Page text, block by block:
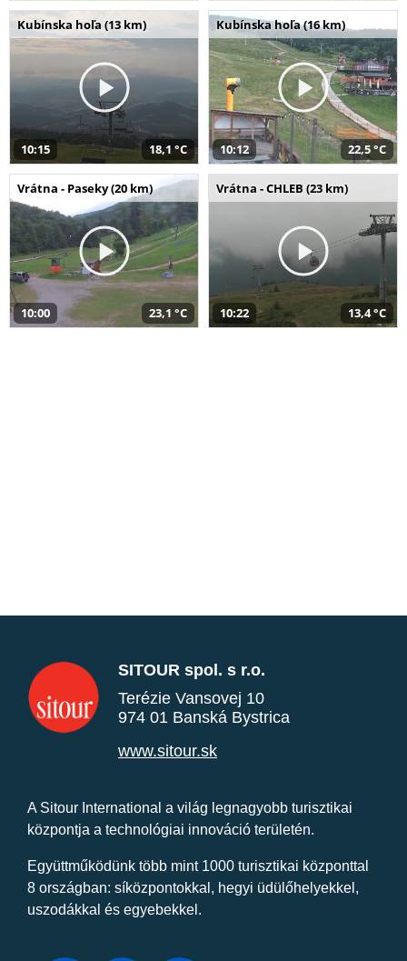
Kubínska hoľa (13 km)
10:15 18,1 °C
Kubínska hoľa (16 km)
10:12 22,5 °C
Vrátna - Paseky (20 km)
10:00 23,1 °C
Vrátna - CHLEB (23 km)
10:22 13,4 °C
SITOUR spol. s r.o.
Terézie Vansovej 10
974 01 Banská Bystrica
www.sitour.sk
A Sitour International a világ legnagyobb turisztikai
központja a technológiai innováció területén.
Együttműködünk több mint 1000 turisztikai központtal
8 országban: síközpontokkal, hegyi üdülőhelyekkel,
uszodákkal és egyebekkel.